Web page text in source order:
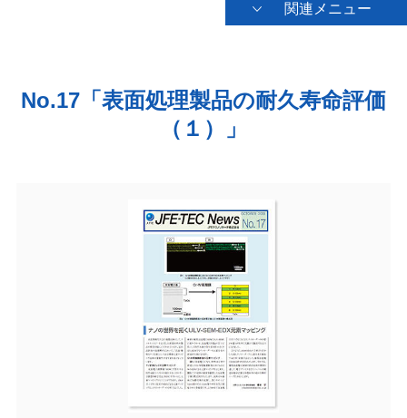
関連メニュー
No.17「表面処理製品の耐久寿命評価
（１）」